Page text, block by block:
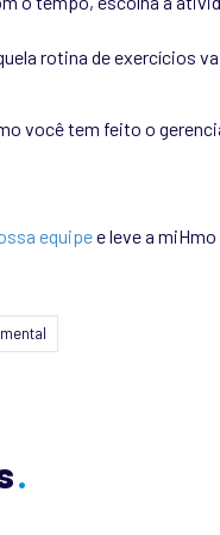
rotina de exercícios
você tem feito o
equipee leve a